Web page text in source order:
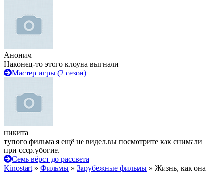
Аноним
Наконец-то этого клоуна выгнали
Мастер игры (2 сезон)
никита
тупого фильма я ещё не видел.вы посмотрите как снимали
при ссср.убогие.
Семь вёрст до рассвета
Kinostart » Фильмы » Зарубежные фильмы » Жизнь, как она